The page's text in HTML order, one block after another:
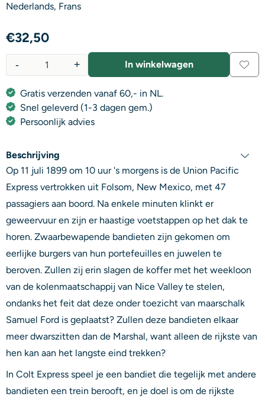
Nederlands, Frans
€32,50
+
- In winkelwagen
Gratis verzenden vanaf 60,- in NL.
Snel geleverd (1-3 dagen gem.)
Persoonlijk advies
Beschrijving
Op 11 juli 1899 om 10 uur 's morgens is de Union Pacific
Express vertrokken uit Folsom, New Mexico, met 47
passagiers aan boord. Na enkele minuten klinkt er
geweervuur en zijn er haastige voetstappen op het dak te
horen. Zwaarbewapende bandieten zijn gekomen om
eerlijke burgers van hun portefeuilles en juwelen te
beroven. Zullen zij erin slagen de koffer met het weekloon
van de kolenmaatschappij van Nice Valley te stelen,
ondanks het feit dat deze onder toezicht van maarschalk
Samuel Ford is geplaatst? Zullen deze bandieten elkaar
meer dwarszitten dan de Marshal, want alleen de rijkste van
hen kan aan het langste eind trekken?
In Colt Express speel je een bandiet die tegelijk met andere
bandieten een trein berooft, en je doel is om de rijkste